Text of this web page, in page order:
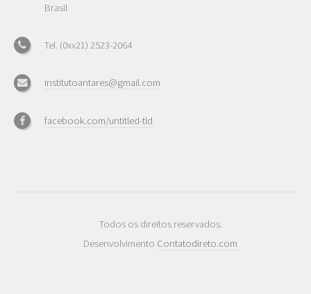
Brasil
Tel. (0xx21) 2523-2064
institutoantares@gmail.com
facebook.com/untitled-tld
Todos os direitos reservados.
Desenvolvimento Contatodireto.com